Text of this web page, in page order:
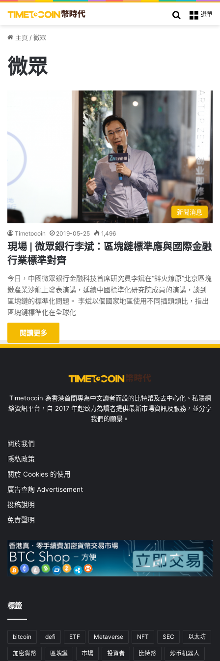
選單
搜索
主頁 /微眾
微眾
新聞消息
Timetocoin 2019-05-25 1,496
現場 | 微眾銀行李斌：區塊鏈標準應與國際金融
行業標準對齊
今日，中國微眾銀行金融科技首席研究員李斌在“鋅火燎原”北京區塊
鏈產業沙龍上發表演講，延續中國標準化研究院成員的演講，談到
區塊鏈的標準化問題。 李斌以個國家地區使用不同插頭類比，指出
區塊鏈標準化在全球化
閱讀更多
Timetocoin 為香港首間專為中文讀者而設的比特幣及去中心化、私隱網
絡資訊平台，自 2017 年起致力為讀者提供最新市場資訊及服務，並分享
我們的願景。
關於我們
隱私政策
關於 Cookies 的使用
廣告查詢 Advertisement
投稿說明
免責聲明
標籤
bitcoin defi ETF Metaverse NFT SEC 以太坊
加密貨幣 區塊鏈 市場 投資者 比特幣 炒币机器人